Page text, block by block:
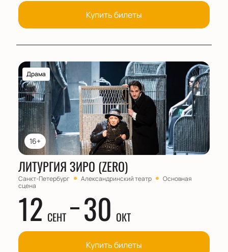
Купить билеты
16+
Драма
ЛИТУРГИЯ ЗИРО (ZERO)
Санкт-Петербург Александринский театр
Основная
сцена
12 СЕНТ 30 ОКТ
Купить билеты